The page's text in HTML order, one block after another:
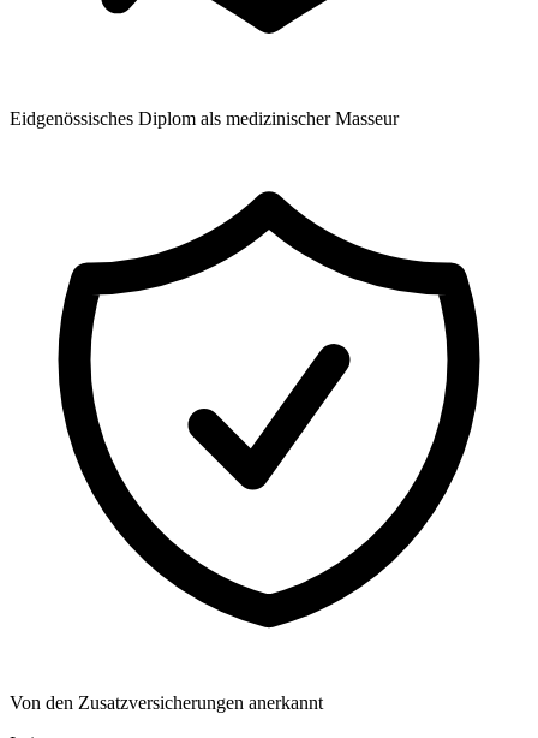
Eidgenössisches Diplom als medizinischer Masseur
Von den Zusatzversicherungen anerkannt